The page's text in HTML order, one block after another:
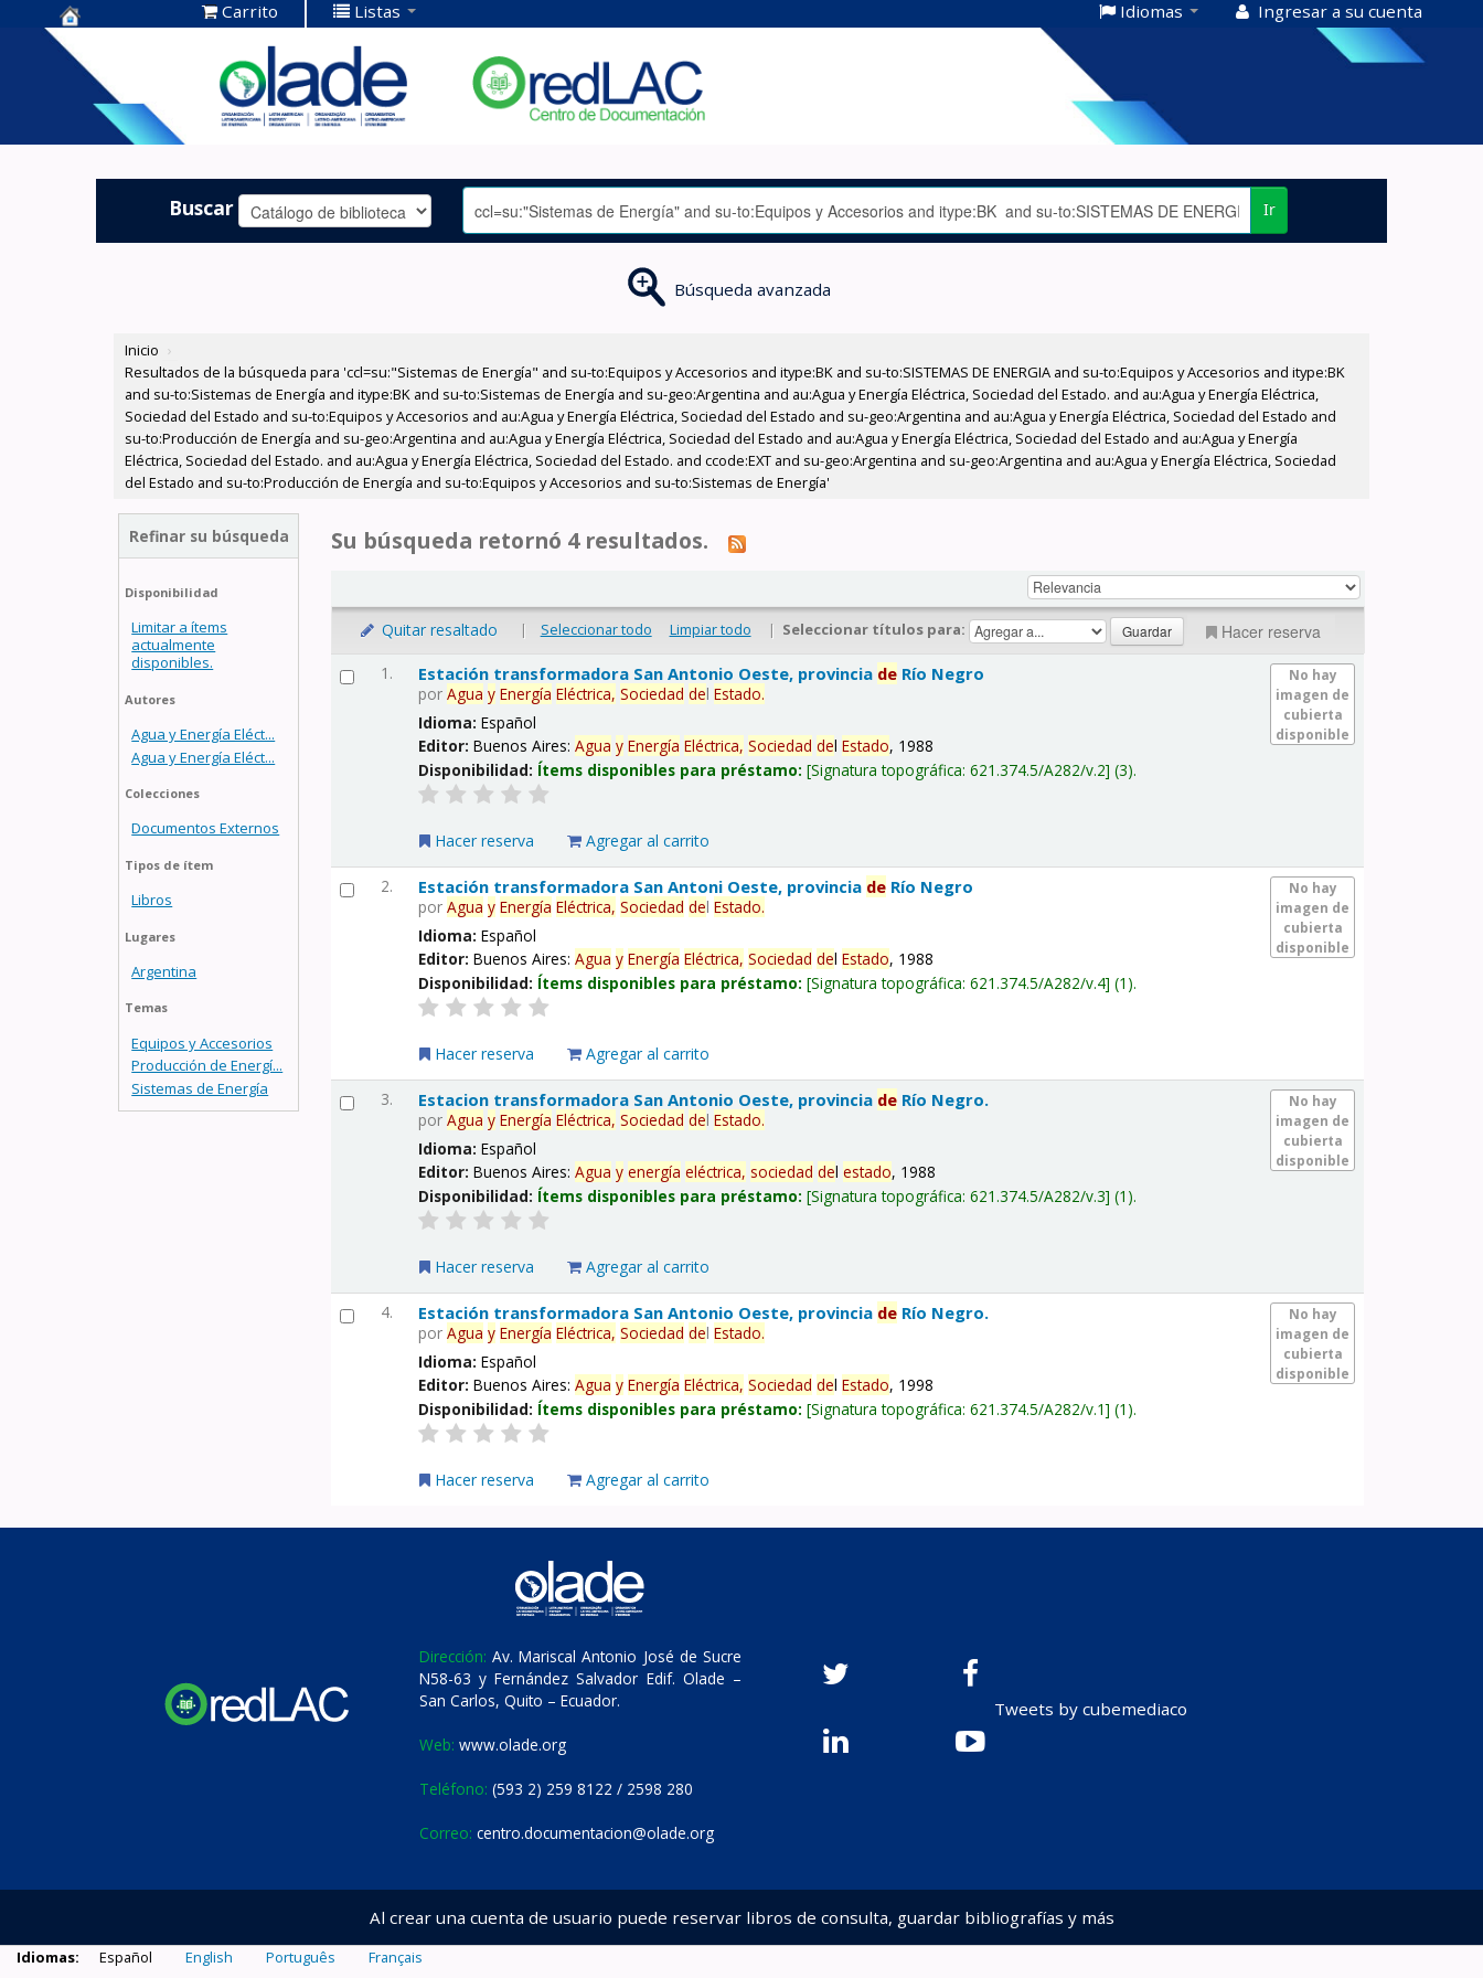
Centro de
Documentación
OLADE -
Carrito Listas Idiomas Ingresar a su cuenta
Buscar Ir
Búsqueda avanzada
Inicio ›
Resultados de la búsqueda para 'ccl=su:"Sistemas de Energía" and su-to:Equipos y Accesorios and itype:BK and su-to:SISTEMAS DE ENERGIA and su-to:Equipos y Accesorios and itype:BK
and su-to:Sistemas de Energía and itype:BK and su-to:Sistemas de Energía and su-geo:Argentina and au:Agua y Energía Eléctrica, Sociedad del Estado. and au:Agua y Energía Eléctrica,
Sociedad del Estado and su-to:Equipos y Accesorios and au:Agua y Energía Eléctrica, Sociedad del Estado and su-geo:Argentina and au:Agua y Energía Eléctrica, Sociedad del Estado and
su-to:Producción de Energía and su-geo:Argentina and au:Agua y Energía Eléctrica, Sociedad del Estado and au:Agua y Energía Eléctrica, Sociedad del Estado and au:Agua y Energía
Eléctrica, Sociedad del Estado. and au:Agua y Energía Eléctrica, Sociedad del Estado. and ccode:EXT and su-geo:Argentina and su-geo:Argentina and au:Agua y Energía Eléctrica, Sociedad
del Estado and su-to:Producción de Energía and su-to:Equipos y Accesorios and su-to:Sistemas de Energía'
Refinar su búsqueda
Disponibilidad
Limitar a ítems
actualmente
disponibles.
Autores
Agua y Energía Eléct...
Agua y Energía Eléct...
Colecciones
Documentos Externos
Tipos de ítem
Libros
Lugares
Argentina
Temas
Equipos y Accesorios
Producción de Energí...
Sistemas de Energía
Su búsqueda retornó 4 resultados.
Quitar resaltado | Seleccionar todo Limpiar todo | Seleccionar títulos para: Hacer reserva
1.
No hay
imagen de
cubierta
disponible
Estación transformadora San Antonio Oeste, provincia de Río Negro
porAgua y Energía Eléctrica, Sociedad delEstado.
Idioma:Español
Editor:Buenos Aires:Agua y Energía Eléctrica, Sociedad delEstado, 1988
Disponibilidad: Ítems disponibles para préstamo: Signatura topográfica:621.374.5/A282/v.2 (3).
Hacer reserva Agregar al carrito
2.
No hay
imagen de
cubierta
disponible
Estación transformadora San Antoni Oeste, provincia de Río Negro
porAgua y Energía Eléctrica, Sociedad delEstado.
Idioma:Español
Editor:Buenos Aires:Agua y Energía Eléctrica, Sociedad delEstado, 1988
Disponibilidad: Ítems disponibles para préstamo: Signatura topográfica:621.374.5/A282/v.4 (1).
Hacer reserva Agregar al carrito
3.
No hay
imagen de
cubierta
disponible
Estacion transformadora San Antonio Oeste, provincia de Río Negro.
porAgua y Energía Eléctrica, Sociedad delEstado.
Idioma:Español
Editor:Buenos Aires:Agua y energía eléctrica, sociedad delestado, 1988
Disponibilidad: Ítems disponibles para préstamo: Signatura topográfica:621.374.5/A282/v.3 (1).
Hacer reserva Agregar al carrito
4.
No hay
imagen de
cubierta
disponible
Estación transformadora San Antonio Oeste, provincia de Río Negro.
porAgua y Energía Eléctrica, Sociedad delEstado.
Idioma:Español
Editor:Buenos Aires:Agua y Energía Eléctrica, Sociedad delEstado, 1998
Disponibilidad: Ítems disponibles para préstamo: Signatura topográfica:621.374.5/A282/v.1 (1).
Hacer reserva Agregar al carrito
Dirección: Av. Mariscal Antonio José de Sucre
N58-63 y Fernández Salvador Edif. Olade –
San Carlos, Quito – Ecuador.
Web: www.olade.org
Teléfono: (593 2) 259 8122 / 2598 280
Correo: centro.documentacion@olade.org
Tweets by cubemediaco
Al crear una cuenta de usuario puede reservar libros de consulta, guardar bibliografías y más
Idiomas: Español English Português Français